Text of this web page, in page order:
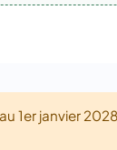
1er janvier